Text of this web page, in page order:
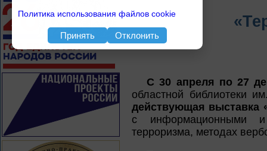
С 30 апреля по 27
областной библиотеки
действующая выставка
с информационными и
терроризма, методах
Политика использования файлов cookie
Принять Отклонить